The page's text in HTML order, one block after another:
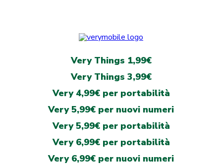
Very Things 1,99€
Very Things 3,99€
Very 4,99€ per portabilità
Very 5,99€ per nuovi numeri
Very 5,99€ per portabilità
Very 6,99€ per portabilità
Very 6,99€ per nuovi numeri